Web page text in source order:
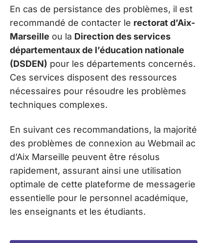
En cas de persistance des problèmes, il est
recommandé de contacter le rectorat d’Aix-
Marseille ou la Direction des services
départementaux de l’éducation nationale
(DSDEN) pour les départements concernés.
Ces services disposent des ressources
nécessaires pour résoudre les problèmes
techniques complexes.
En suivant ces recommandations, la majorité
des problèmes de connexion au Webmail ac
d’Aix Marseille peuvent être résolus
rapidement, assurant ainsi une utilisation
optimale de cette plateforme de messagerie
essentielle pour le personnel académique,
les enseignants et les étudiants.